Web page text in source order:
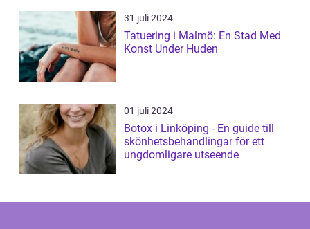
31 juli 2024
Tatuering i Malmö: En Stad Med
Konst Under Huden
01 juli 2024
Botox i Linköping - En guide till
skönhetsbehandlingar för ett
ungdomligare utseende